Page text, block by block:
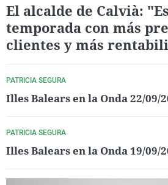
El alcalde de Calvià:
temporada con más
clientes y más
PATRICIA SEGURA
Illes Balears en la Onda 22/09/
PATRICIA SEGURA
Illes Balears en la Onda 19/09/